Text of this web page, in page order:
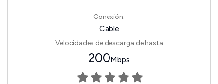
Conexión:
Cable
Velocidades de descarga de hasta
200Mbps